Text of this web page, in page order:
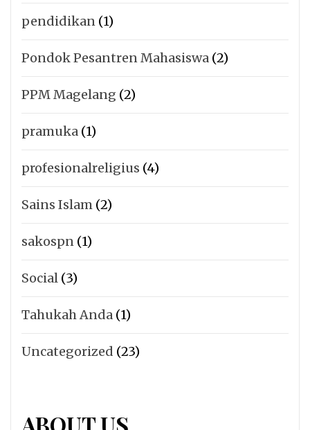
pendidikan (1)
Pondok Pesantren Mahasiswa (2)
PPM Magelang (2)
pramuka (1)
profesionalreligius (4)
Sains Islam (2)
sakospn (1)
Social (3)
Tahukah Anda (1)
Uncategorized (23)